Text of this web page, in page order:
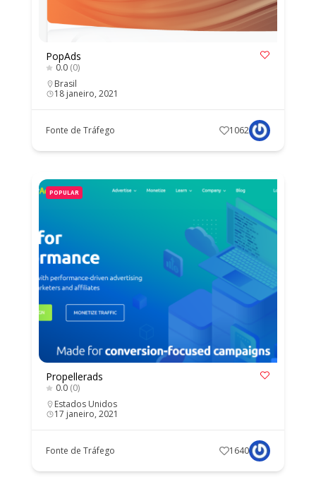
PopAds
0.0 (0)
Brasil
18 janeiro, 2021
Fonte de Tráfego 1062
POPULAR
Propellerads
0.0 (0)
Estados Unidos
17 janeiro, 2021
Fonte de Tráfego 1640